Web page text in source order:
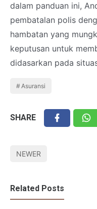
dalam panduan ini,
pembatalan polis
hambatan yang
keputusan untuk
didasarkan pada
Asuransi
SHARE
NEWER
Related Posts